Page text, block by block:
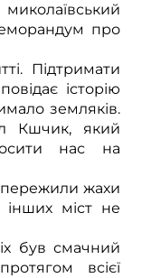
про
Підтримати
історію
земляків.
Кшчик, який
нас на
пережили жахи
інших міст не
був смачний
всієї